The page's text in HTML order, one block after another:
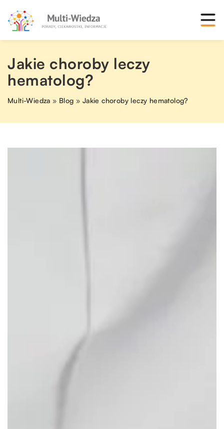
Jakie choroby leczy
hematolog?
Multi-Wiedza » Blog » Jakie choroby leczy hematolog?